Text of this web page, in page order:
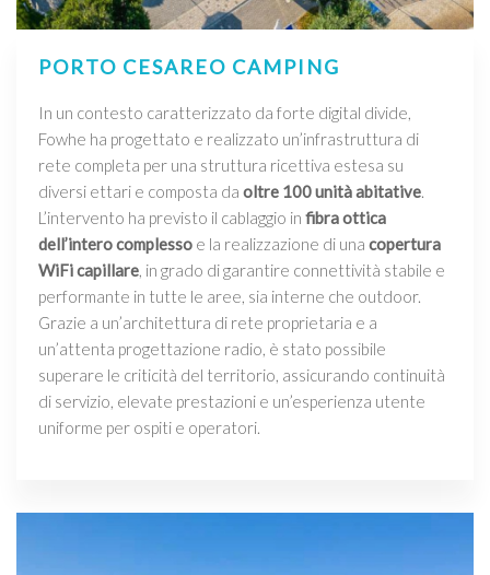
PORTO CESAREO CAMPING
In un contesto caratterizzato da forte digital divide,
Fowhe ha progettato e realizzato un’infrastruttura di
rete completa per una struttura ricettiva estesa su
diversi ettari e composta da oltre 100 unità abitative.
L’intervento ha previsto il cablaggio in fibra ottica
dell’intero complesso e la realizzazione di una copertura
WiFi capillare, in grado di garantire connettività stabile e
performante in tutte le aree, sia interne che outdoor.
Grazie a un’architettura di rete proprietaria e a
un’attenta progettazione radio, è stato possibile
superare le criticità del territorio, assicurando continuità
di servizio, elevate prestazioni e un’esperienza utente
uniforme per ospiti e operatori.